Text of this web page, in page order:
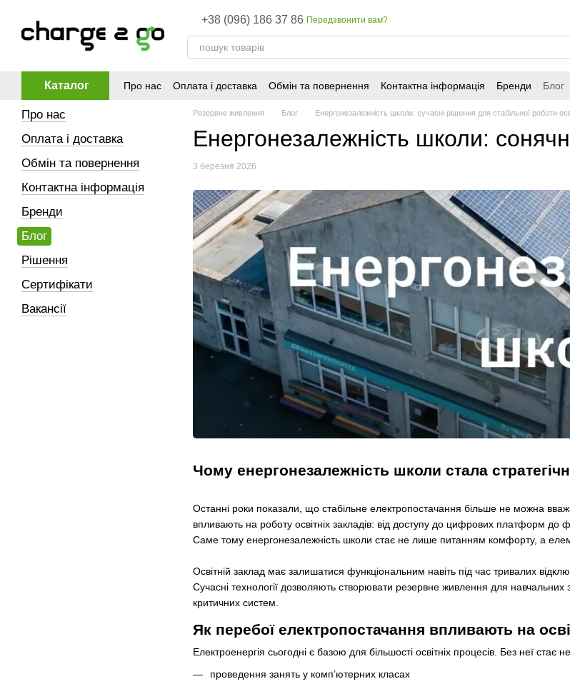
+38 (096) 186 37 86 Передзвонити вам?
Каталог Про нас Оплата і доставка Обмін та повернення Контактна інформація Бренди Блог
Резервне живлення Блог Енергонезалежність школи: сучасні рішення для стабільної роботи
Енергонезалежність школи:
3 березня 2026
Чому енергонезалежність школи стала
Останні роки показали, що стабільне електропостачання більше не можна
впливають на роботу освітніх закладів: від доступу до цифрових платформ до
Саме тому енергонезалежність школи стає не лише питанням комфорту, а
Освітній заклад має залишатися функціональним навіть під час тривалих
Сучасні технології дозволяють створювати резервне живлення для навчальних
критичних систем.
Як перебої електропостачання впливають на
Електроенергія сьогодні є базою для більшості освітніх процесів. Без неї стає
проведення занять у комп’ютерних класах
Про нас
Оплата і доставка
Обмін та повернення
Контактна інформація
Бренди
Блог
Рішення
Сертифікати
Вакансії